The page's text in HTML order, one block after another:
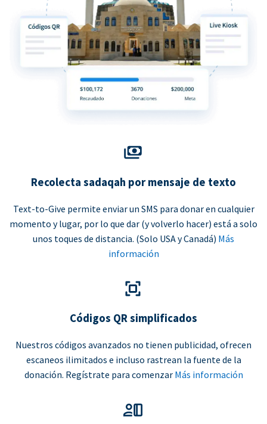
Recolecta sadaqah por mensaje de texto
Text-to-Give permite enviar un SMS para donar en cualquier
momento y lugar, por lo que dar (y volverlo hacer) está a solo
unos toques de distancia. (Solo USA y Canadá) Más
información
Códigos QR simplificados
Nuestros códigos avanzados no tienen publicidad, ofrecen
escaneos ilimitados e incluso rastrean la fuente de la
donación. Regístrate para comenzar Más información